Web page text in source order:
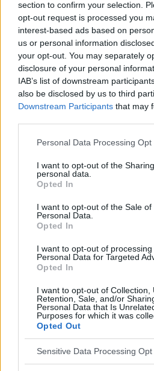
section to confirm your selection.
opt-out request is processed you
interest-based ads based on
us or personal information
your opt-out. You may separately
disclosure of your personal
IAB’s list of downstream
also be disclosed by us to third
Downstream Participants that may
Please note that this website/app
not limited to your visit or usage
grant or deny consent to Google
use your data for below specified
consent section.
Personal Data Processing Opt
I want to opt-out of the
personal data.
Opted In
I want to opt-out of the Sale of
Personal Data.
Opted In
I want to opt-out of processing
Personal Data for Targeted
Opted In
I want to opt-out of Collection,
Retention, Sale, and/or
Personal Data that Is
Purposes for which it was
Opted Out
Sensitive Data Processing
Importance de
précoce des
De nombreux États membres
coopération et de
En Pologne, dans la pratique
dépression postnatale
que le questionnaire
dépression de Beck BDI et
Whooley [5]. Selon des
postnatalechez les femmes